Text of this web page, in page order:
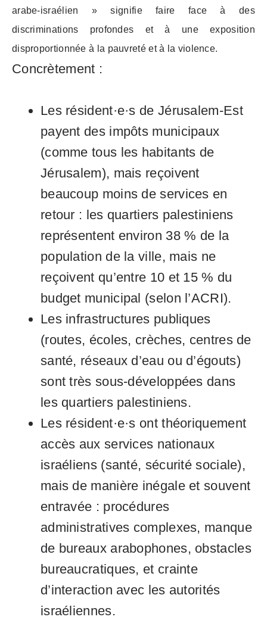
arabe-israélien » signifie faire face à des
discriminations profondes et à une exposition
disproportionnée à la pauvreté et à la violence.
Concrètement :
Les résident·e·s de Jérusalem-Est
payent des impôts municipaux
(comme tous les habitants de
Jérusalem), mais reçoivent
beaucoup moins de services en
retour : les quartiers palestiniens
représentent environ 38 % de la
population de la ville, mais ne
reçoivent qu’entre 10 et 15 % du
budget municipal (selon l’ACRI).
Les infrastructures publiques
(routes, écoles, crèches, centres de
santé, réseaux d’eau ou d’égouts)
sont très sous-développées dans
les quartiers palestiniens.
Les résident·e·s ont théoriquement
accès aux services nationaux
israéliens (santé, sécurité sociale),
mais de manière inégale et souvent
entravée : procédures
administratives complexes, manque
de bureaux arabophones, obstacles
bureaucratiques, et crainte
d’interaction avec les autorités
israéliennes.